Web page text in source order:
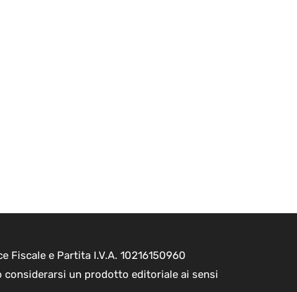
Fiscale e Partita I.V.A. 10216150960
un prodotto editoriale ai sensi